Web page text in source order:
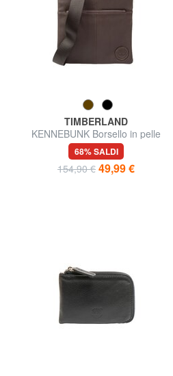
TIMBERLAND
KENNEBUNK Borsello in pelle
con tasca
68% SALDI
154,90 € 49,99 €